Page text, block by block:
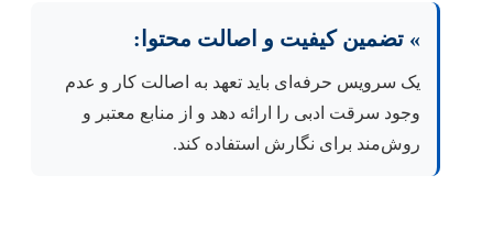
» تضمین کیفیت و اصالت محتوا:
یک سرویس حرفه‌ای باید تعهد به اصالت کار و عدم
وجود سرقت ادبی را ارائه دهد و از منابع معتبر و
روش‌مند برای نگارش استفاده کند.